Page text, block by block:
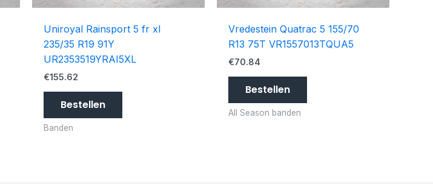
Uniroyal Rainsport 5 fr xl
235/35 R19 91Y
UR2353519YRAI5XL
€155.62
Bestellen
Banden
Vredestein Quatrac 5 155/70
R13 75T VR1557013TQUA5
€70.84
Bestellen
All Season banden